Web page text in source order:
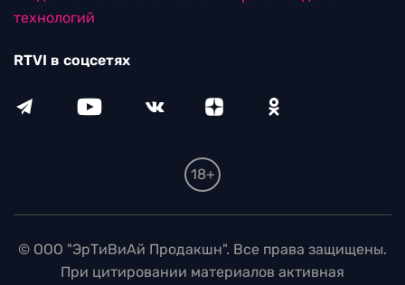
технологий
RTVI в соцсетях
18+
© ООО "ЭрТиВиАй Продакшн". Все права защищены.
При цитировании материалов активная